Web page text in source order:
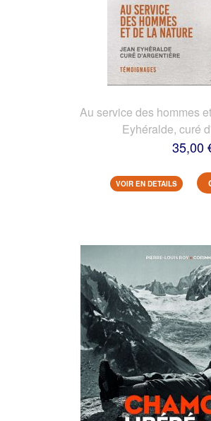
Au service des hommes
Eyhéralde, curé
35,00
VOIR EN DETAILS